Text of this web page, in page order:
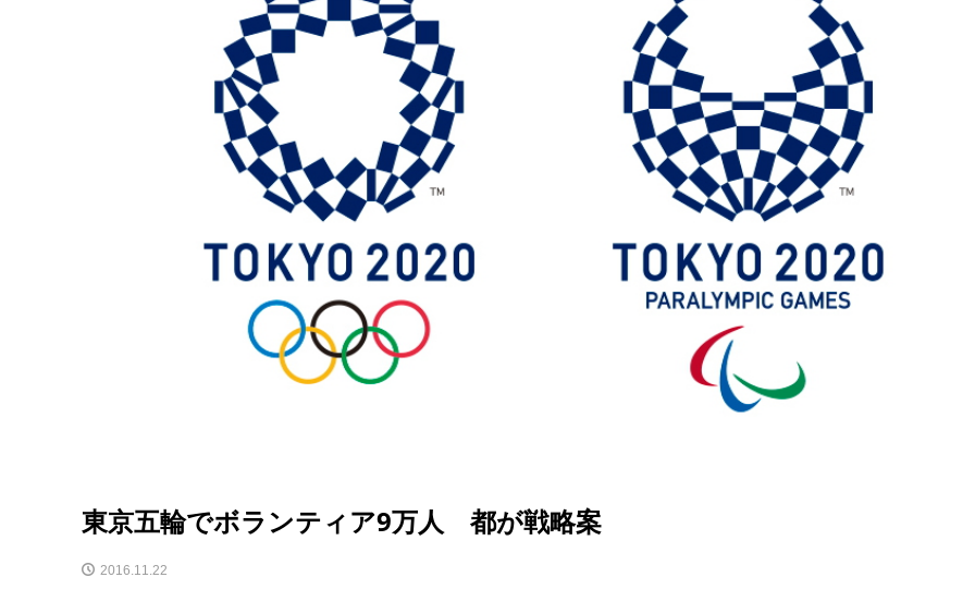
東京五輪でボランティア9万人 都が戦略案
2016.11.22